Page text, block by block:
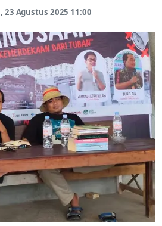
23 Agustus 2025 11:00